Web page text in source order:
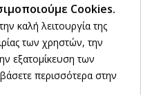
Complex plus 1000mg
τωνβιταμινών
στον οργανισμό, είναι
ζωής και αυξημένο
απελευθέρωση
Cookies.
καλή λειτουργία της
των χρηστών, την
εξατομίκευση των
περισσότερα στην